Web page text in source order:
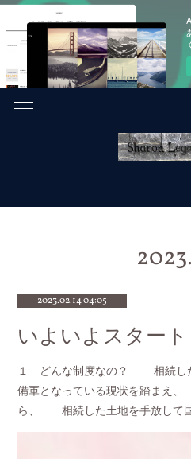
2023.
2023.02.14 04:05
１ どんな制度なの？ 相続し
備軍となっている現状を踏まえ
ら、 相続した土地を手放して